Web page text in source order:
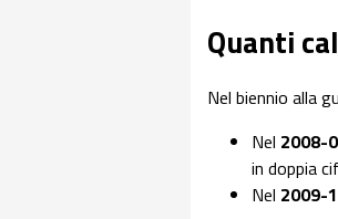
Quanti
Nel biennio alla
Nel 2008-
in doppia
Nel 2009-